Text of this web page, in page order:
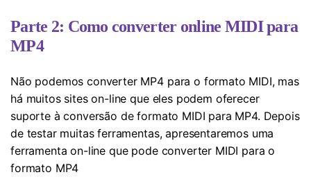
Parte 2: Como converter online MIDI para
MP4
Não podemos converter MP4 para o formato MIDI, mas
há muitos sites on-line que eles podem oferecer
suporte à conversão de formato MIDI para MP4. Depois
de testar muitas ferramentas, apresentaremos uma
ferramenta on-line que pode converter MIDI para o
formato MP4